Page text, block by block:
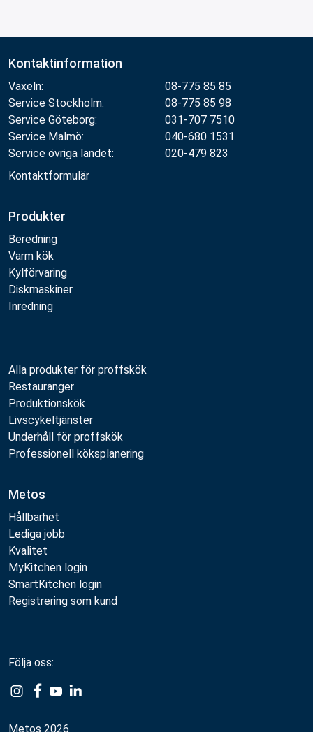
Kontaktinformation
Växeln:
08-775 85 85
Service Stockholm:
08-775 85 98
Service Göteborg:
031-707 7510
Service Malmö:
040-680 1531
Service övriga landet:
020-479 823
Kontaktformulär
Produkter
Beredning
Varm kök
Kylförvaring
Diskmaskiner
Inredning
Alla produkter för proffskök
Restauranger
Produktionskök
Livscykeltjänster
Underhåll för proffskök
Professionell köksplanering
Metos
Hållbarhet
Lediga jobb
Kvalitet
MyKitchen login
SmartKitchen login
Registrering som kund
Metos 2026
Följa oss: